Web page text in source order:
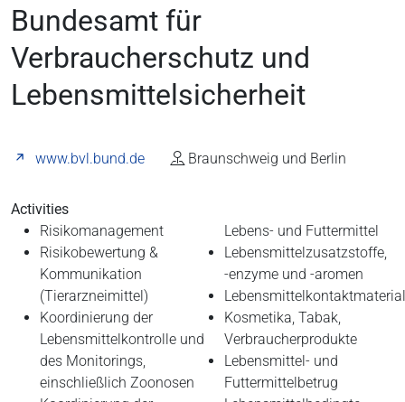
Bundesamt für
Verbraucherschutz und
Lebensmittelsicherheit
www.bvl.bund.de Braunschweig und Berlin
Activities
Risikomanagement
Risikobewertung &
Kommunikation
(Tierarzneimittel)
Koordinierung der
Lebensmittelkontrolle und
des Monitorings,
einschließlich Zoonosen
Lebens- und Futtermittel
Lebensmittelzusatzstoffe,
-enzyme und -aromen
Kosmetika, Tabak,
Verbraucherprodukte
Lebensmittel- und
Futtermittelbetrug